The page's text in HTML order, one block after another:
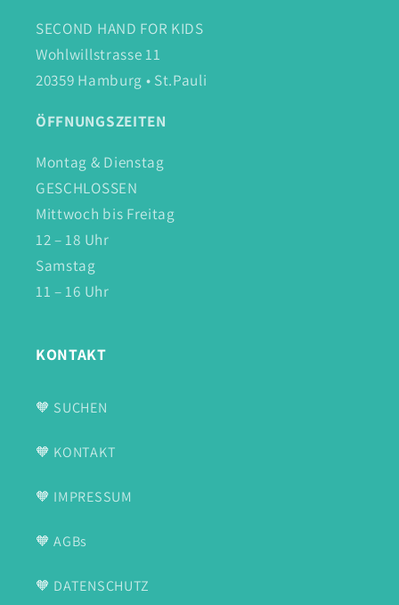
SECOND HAND FOR KIDS
Wohlwillstrasse 11
20359 Hamburg • St.Pauli
ÖFFNUNGSZEITEN
Montag & Dienstag
GESCHLOSSEN
Mittwoch bis Freitag
12 – 18 Uhr
Samstag
11 – 16 Uhr
KONTAKT
🧡 SUCHEN
🧡 KONTAKT
🧡 IMPRESSUM
🧡 AGBs
🧡 DATENSCHUTZ